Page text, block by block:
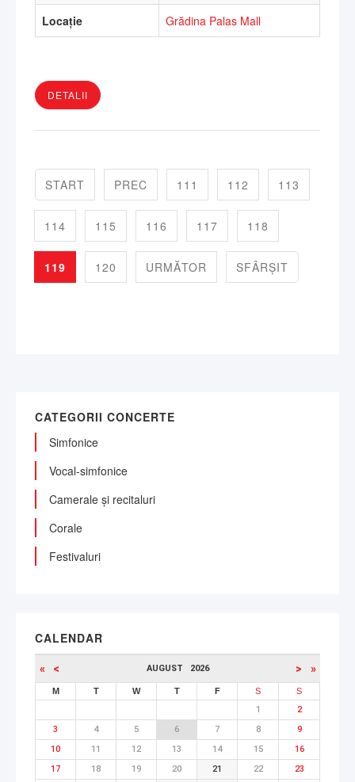
Locație Grădina Palas Mall
DETALII
START PREC 111 112 113
114 115 116 117 118
119 120 URMĂTOR SFÂRȘIT
CATEGORII CONCERTE
Simfonice
Vocal-simfonice
Camerale și recitaluri
Corale
Festivaluri
CALENDAR
« < AUGUST 2026 > »
M T W T F S S
1
2
3
4 5 6 7 8
9
10
11 12 13 14 15
16
17
18 19 20 21 22
23